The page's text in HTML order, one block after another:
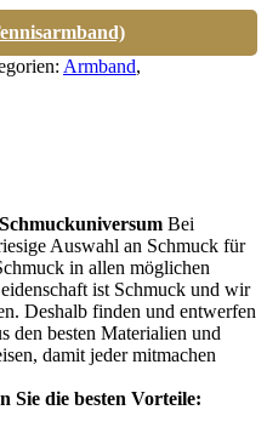
Armband,
Bei
Auswahl an Schmuck für
in allen möglichen
ist Schmuck und wir
Deshalb finden und entwerfen
den besten Materialien und
damit jeder mitmachen
Sie die besten Vorteile: